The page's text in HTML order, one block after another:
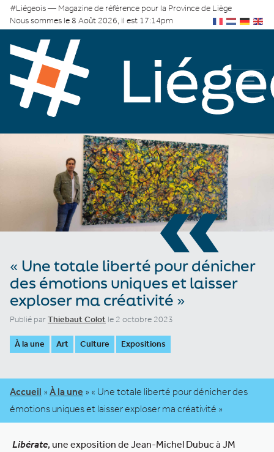
#Liégeois — Magazine de référence pour la Province de Liège
Nous sommes le 8 Août 2026, il est 17:14pm
«
« Une totale liberté pour dénicher
des émotions uniques et laisser
exploser ma créativité »
Publié parThiebaut Colot le 2 octobre 2023
À la une Art Culture Expositions
Accueil » À la une » « Une totale liberté pour dénicher des
émotions uniques et laisser exploser ma créativité »
Libérate, une exposition de Jean-Michel Dubuc à JM